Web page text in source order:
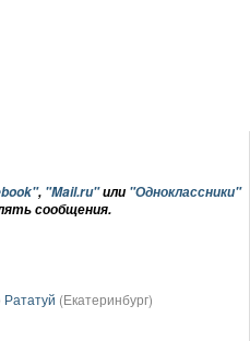
, "Mail.ru"или "Одноклассники"
сообщения.
Рататуй (Екатеринбург)